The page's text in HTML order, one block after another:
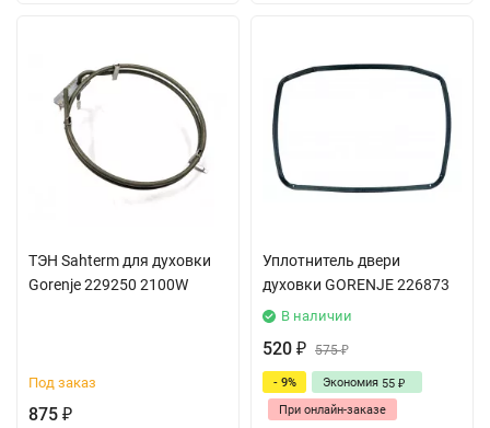
ТЭН Sahterm для духовки
Gorenje 229250 2100W
Под заказ
875 ₽
Уплотнитель двери
духовки GORENJE 226873
В наличии
520 ₽ 575₽
- 9% Экономия 55 ₽
При онлайн-заказе